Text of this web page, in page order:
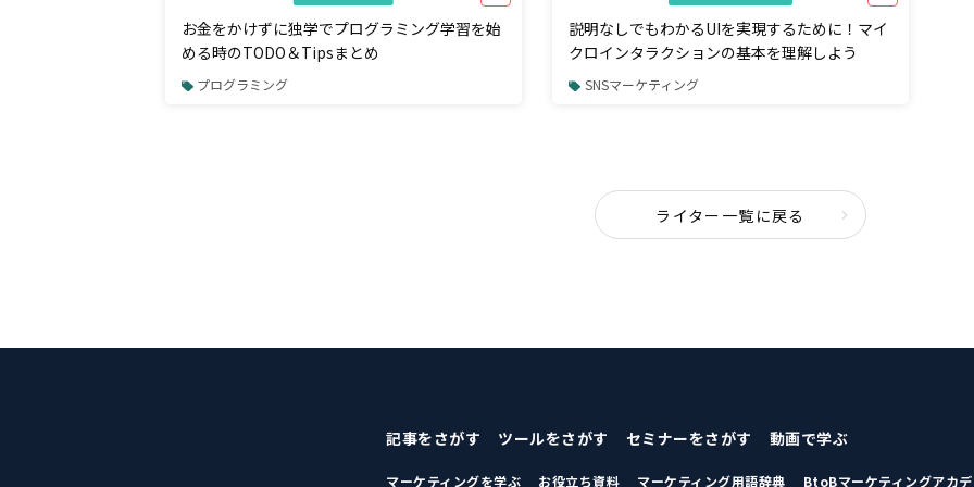
お金をかけずに独学でプログラミング学習を始
める時のTODO＆Tipsまとめ
プログラミング
説明なしでもわかるUIを実現するために！マイ
クロインタラクションの基本を理解しよう
SNSマーケティング
ライター一覧に戻る
記事をさがす ツールをさがす セミナーをさがす 動画で学ぶ
マーケティングを学ぶ お役立ち資料 マーケティング用語辞典 BtoBマーケティングアカ